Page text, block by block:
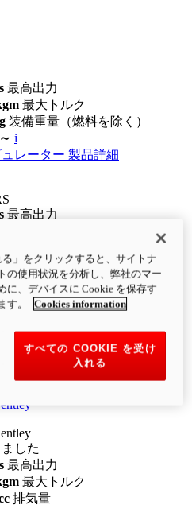
最高出力
最大トルク
装備重量（燃料を除く）
i
レーター 製品詳細
最高出力
レーター 製品詳細
最大トルク
装備重量（燃料を除く）
した
最高出力
最大トルク
排気量
る」をクリックすると、サイトナ
の使用状況を分析し、弊社のマー
に、デバイスに Cookie を保存す
す。
Cookies information
すべての COOKIE を受け
入れる